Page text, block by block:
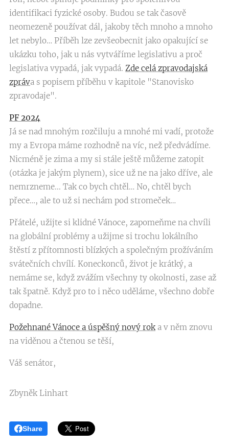
identifikaci fyzické osoby. Budou se tak časově
neomezeně používat dál, jakoby těch mnoho a mnoho
let nebylo… Příběh lze zevšeobecnit jako opakující se
ukázku toho, jak u nás vytváříme legislativu a proč
legislativa vypadá, jak vypadá. Zde celá zpravodajská
zpráva s popisem příběhu v kapitole "Stanovisko
zpravodaje".
PF 2024
Já se nad mnohým rozčiluju a mnohé mi vadí, protože
my a Evropa máme rozhodně na víc, než předvádíme.
Nicméně je zima a my si stále ještě můžeme zatopit
(otázka je jakým plynem), sice už ne na jako dříve, ale
nemrzneme... Tak co bych chtěl… No, chtěl bych
přece…, ale to už si nechám pod stromeček…
Přátelé, užijte si klidné Vánoce, zapomeňme na chvíli
na globální problémy a užijme si trochu lokálního
štěstí z přítomnosti blízkých a společným prožíváním
svátečních chvílí. Koneckonců, život je krátký, a
nemáme se, když zvážím všechny ty okolnosti, zase až
tak špatně. Když pro to i něco uděláme, všechno dobře
dopadne.
Požehnané Vánoce a úspěšný nový roka v něm znovu
na viděnou a čtenou se těší,
Váš senátor,
Zbyněk Linhart
Share